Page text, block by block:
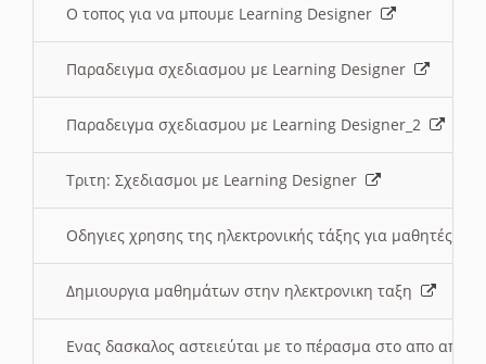
O τοπος για να μπουμε Learning Designer
Παραδειγμα σχεδιασμου με Learning Designer
Παραδειγμα σχεδιασμου με Learning Designer_2
Τριτη: Σχεδιασμοι με Learning Designer
Οδηγιες χρησης της ηλεκτρονικής τάξης για μαθητές
Δημιουργια μαθημάτων στην ηλεκτρονικη ταξη
Ενας δασκαλος αστειεύται με το πέρασμα στο απο